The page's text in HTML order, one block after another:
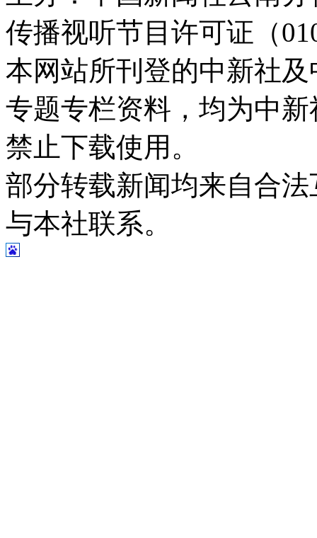
传播视听节目许可证（
本网站所刊登的中新社
专题专栏资料，均为中
禁止下载使用。
部分转载新闻均来自合
与本社联系。